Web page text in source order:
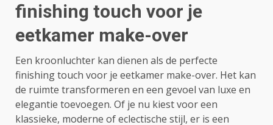
finishing touch voor je
eetkamer make-over
Een kroonluchter kan dienen als de perfecte
finishing touch voor je eetkamer make-over. Het kan
de ruimte transformeren en een gevoel van luxe en
elegantie toevoegen. Of je nu kiest voor een
klassieke, moderne of eclectische stijl, er is een